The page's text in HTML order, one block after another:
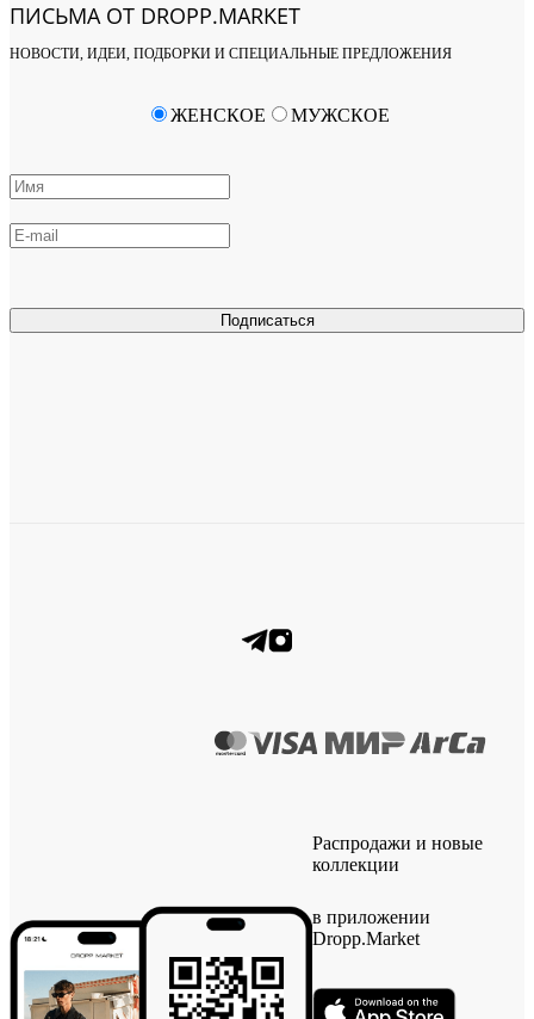
ПИСЬМА ОТ DROPP.MARKET
НОВОСТИ, ИДЕИ, ПОДБОРКИ И СПЕЦИАЛЬНЫЕ ПРЕДЛОЖЕНИЯ
Подписаться
ЖЕНСКОЕ МУЖСКОЕ
Распродажи и новые
коллекции
в приложении
Dropp.Market